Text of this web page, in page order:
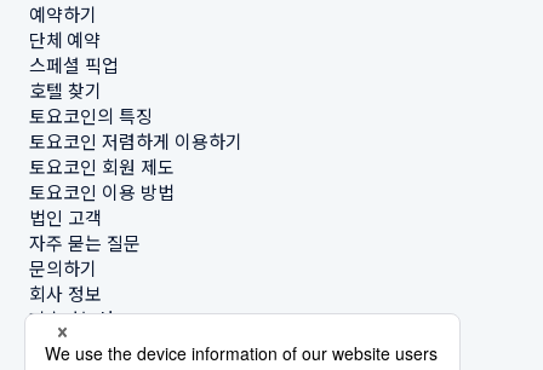
예약하기
단체 예약
스페셜 픽업
호텔 찾기
토요코인의 특징
토요코인 저렴하게 이용하기
토요코인 회원 제도
토요코인 이용 방법
법인 고객
자주 묻는 질문
문의하기
회사 정보
지속가능성